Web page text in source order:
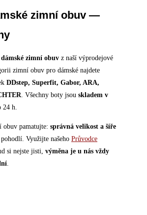
zimní obuv —
dámské zimní obuv z naší výprodejové
zimní obuv pro dámské najdete
DDstep, Superfit, Gabor, ARA,
. Všechny boty jsou skladem v
24 h.
pamatujte: správná velikost a šíře
Využijte našeho Průvodce
si nejste jisti, výměna je u nás vždy